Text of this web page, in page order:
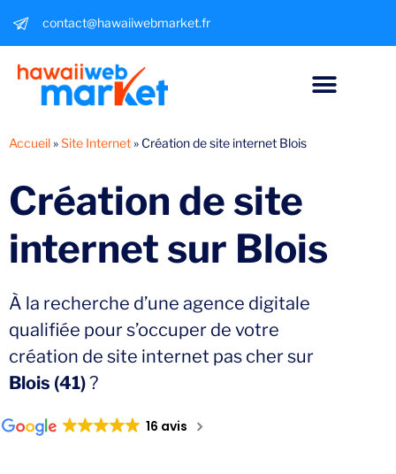
contact@hawaiiwebmarket.fr
Accueil»Site Internet» Création de site internet Blois
Création de site
internet sur Blois
À la recherche d’une agence digitale
qualifiée pour s’occuper de votre
création de site internet pas cher sur
Blois (41)?
16 avis